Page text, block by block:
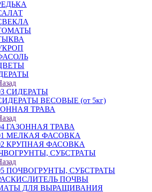
СИДЕРАТЫ
ВЕСОВЫЕ (от 5кг)
ТРАВА
ГАЗОННАЯ ТРАВА
МЕЛКАЯ ФАСОВКА
КРУПНАЯ ФАСОВКА
СУБСТРАТЫ
ПОЧВОГРУНТЫ, СУБСТРАТЫ
ПОЧВЫ
ДЛЯ ВЫРАЩИВАНИЯ